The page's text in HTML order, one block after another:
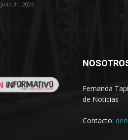
julio 31, 2026
Fernanda
de Noticias
Contacto: